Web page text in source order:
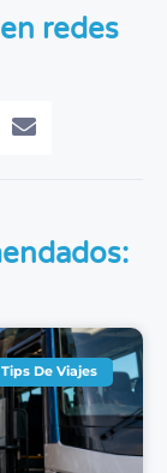
redes
Tips De Viajes